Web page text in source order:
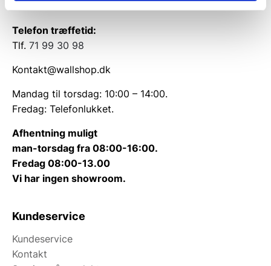
Telefon træffetid:
Tlf. 71 99 30 98
Kontakt@wallshop.dk
Mandag til torsdag: 10:00 – 14:00.
Fredag: Telefonlukket.
Afhentning muligt
man-torsdag fra 08:00-16:00.
Fredag 08:00-13.00
Vi har ingen showroom.
Kundeservice
Kundeservice
Kontakt